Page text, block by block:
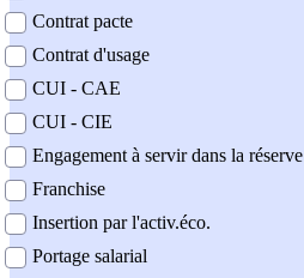
Contrat pacte
Contrat d'usage
CUI - CAE
CUI - CIE
Engagement à servir dans la réserve
Franchise
Insertion par l'activ.éco.
Portage salarial